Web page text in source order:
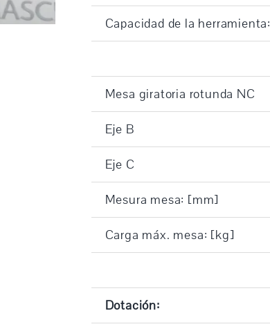
Capacidad de la herramienta:
Mesa giratoria rotunda NC
Eje B
Eje C
Mesura mesa: [mm]
Carga máx. mesa: [kg]
Dotación: